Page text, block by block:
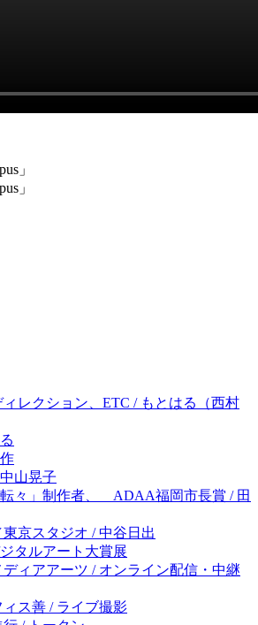
」
」
レクション、ETC / もとはる（西村
山晃子
々」制作者、 ADAA福岡市長賞 / 田
京スタジオ / 中谷日出
タルアート大賞展
ィアアーツ / オンライン配信・中継
ス善 / ライブ撮影